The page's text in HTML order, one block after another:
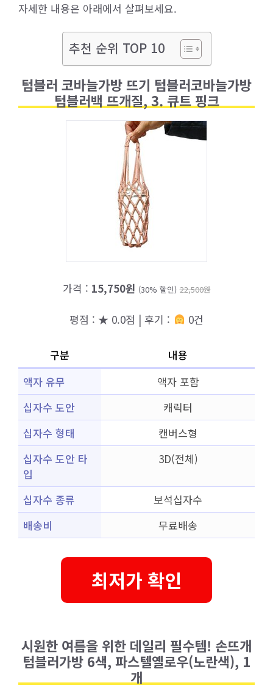
자세한 내용은 아래에서 살펴보세요.
추천 순위 TOP 10
텀블러 코바늘가방 뜨기 텀블러코바늘가방
텀블러백 뜨개질, 3. 큐트 핑크
가격 : 15,750원 (30% 할인) 22,500원
평점 : ★ 0.0점 | 후기 : 0건
구분
내용
액자 유무
액자 포함
십자수 도안
캐릭터
십자수 형태
캔버스형
십자수 도안 타
입
3D(전체)
십자수 종류
보석십자수
배송비
무료배송
최저가 확인
시원한 여름을 위한 데일리 필수템! 손뜨개
텀블러가방 6색, 파스텔옐로우(노란색), 1
개